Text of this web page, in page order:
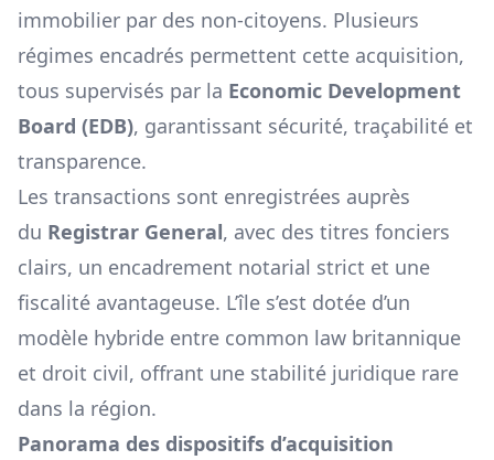
immobilier par des non-citoyens. Plusieurs
régimes encadrés permettent cette acquisition,
tous supervisés par la Economic Development
Board (EDB), garantissant sécurité, traçabilité et
transparence.
Les transactions sont enregistrées auprès
du Registrar General, avec des titres fonciers
clairs, un encadrement notarial strict et une
fiscalité avantageuse. L’île s’est dotée d’un
modèle hybride entre common law britannique
et droit civil, offrant une stabilité juridique rare
dans la région.
Panorama des dispositifs d’acquisition